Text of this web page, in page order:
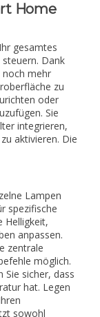
Home
gesamtes
Dank
noch mehr
zu
oder
Sie
integrieren,
aktivieren. Die
Lampen
spezifische
Helligkeit,
anpassen.
zentrale
möglich.
Sie sicher, dass
hat. Legen
sowohl